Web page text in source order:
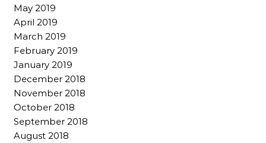
May 2019
April 2019
March 2019
February 2019
January 2019
December 2018
November 2018
October 2018
September 2018
August 2018